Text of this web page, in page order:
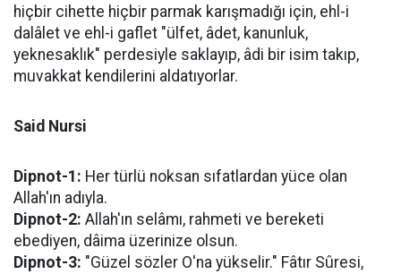
hiçbir cihette hiçbir parmak karışmadığı için, ehl-i
dalâlet ve ehl-i gaflet "ülfet, âdet, kanunluk,
yeknesaklık" perdesiyle saklayıp, âdi bir isim takıp,
muvakkat kendilerini aldatıyorlar.
Said Nursi
Dipnot-1: Her türlü noksan sıfatlardan yüce olan
Allah'ın adıyla.
Dipnot-2: Allah'ın selâmı, rahmeti ve bereketi
ebediyen, dâima üzerinize olsun.
Dipnot-3: "Güzel sözler O'na yükselir." Fâtır Sûresi,